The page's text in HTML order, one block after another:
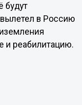
будут
в Россию
и реабилитацию.